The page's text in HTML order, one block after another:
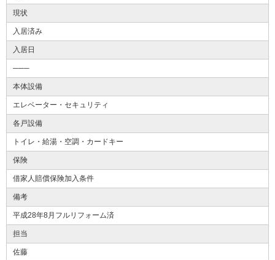
現状
入居済み
入居日
───
本体設備
エレベーター・セキュリティ
各戸設備
トイレ・給湯・空調・カードキー
保険
借家人賠償保険加入条件
備考
平成28年8月フルリフォーム済
担当
佐藤